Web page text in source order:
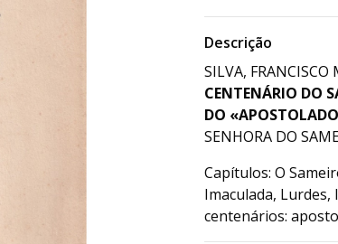
Descrição
SILVA,
CENTENÁRIO DO
DO
SENHORA DO
Capítulos: O
Imaculada, Lurdes,
centenários: